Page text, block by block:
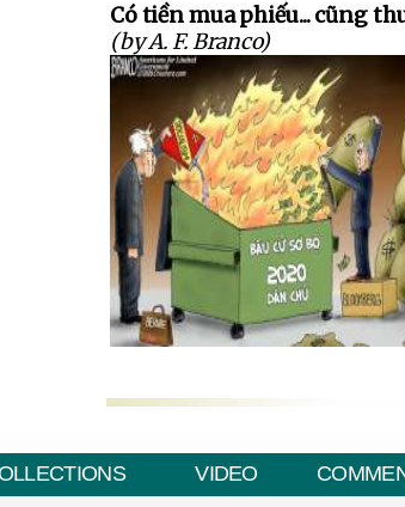
Có tiền mua phiếu... cũng
(by A. F. Branco)
VIDEO